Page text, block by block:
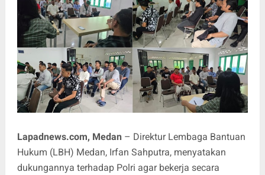
Lapadnews.com, Medan – Direktur Lembaga Bantuan
Hukum (LBH) Medan, Irfan Sahputra, menyatakan
dukungannya terhadap Polri agar bekerja secara